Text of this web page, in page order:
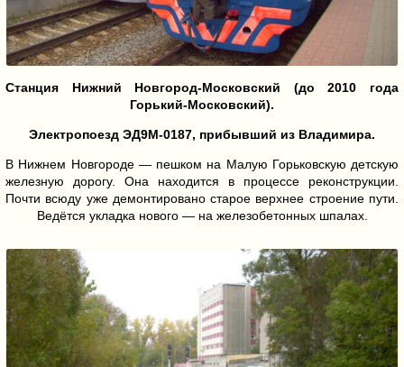
Станция Нижний Новгород-Московский (до 2010 года
Горький-Московский).
Электропоезд ЭД9М-0187, прибывший из Владимира.
В Нижнем Новгороде — пешком на Малую Горьковскую детскую
железную дорогу. Она находится в процессе реконструкции.
Почти всюду уже демонтировано старое верхнее строение пути.
Ведётся укладка нового — на железобетонных шпалах.